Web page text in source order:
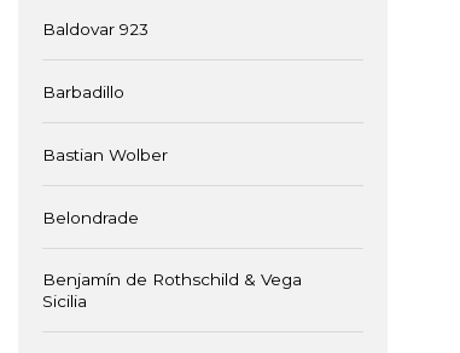
Baldovar 923
Barbadillo
Bastian Wolber
Belondrade
Benjamín de Rothschild & Vega
Sicilia